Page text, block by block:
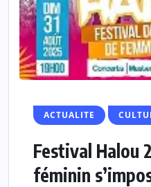
ACTUALITE
Festival Halou
féminin